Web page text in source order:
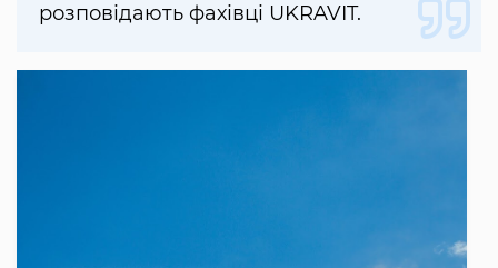
розповідають фахівці UKRAVIT.